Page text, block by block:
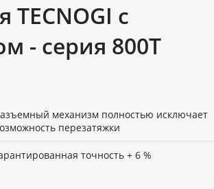
с
- серия 800T
механизм полностью исключает
перезатяжки
точность + 6 %